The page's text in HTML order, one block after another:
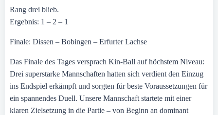
Rang drei blieb.
Ergebnis: 1 – 2 – 1
Finale: Dissen – Bobingen – Erfurter Lachse
Das Finale des Tages versprach Kin-Ball auf höchstem Niveau:
Drei superstarke Mannschaften hatten sich verdient den Einzug
ins Endspiel erkämpft und sorgten für beste Voraussetzungen für
ein spannendes Duell. Unsere Mannschaft startete mit einer
klaren Zielsetzung in die Partie – von Beginn an dominant